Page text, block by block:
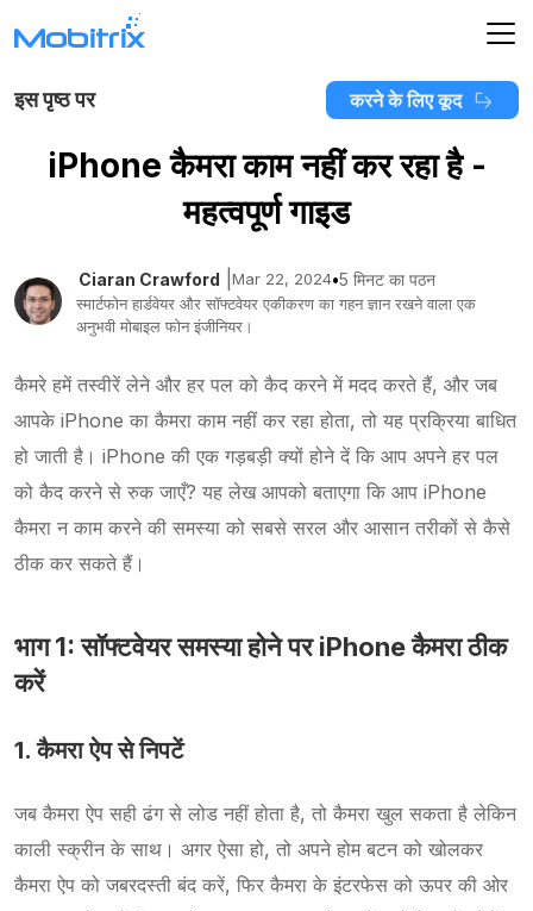
इस पृष्ठ पर करने के लिए कूद
iPhone कैमरा काम नहीं कर रहा है -
महत्वपूर्ण गाइड
Ciaran Crawford Mar 22, 2024•5 मिनट का पठन
स्मार्टफोन हार्डवेयर और सॉफ्टवेयर एकीकरण का गहन ज्ञान रखने वाला एक
अनुभवी मोबाइल फोन इंजीनियर।
कैमरे हमें तस्वीरें लेने और हर पल को कैद करने में मदद करते हैं, और जब
आपके iPhone का कैमरा काम नहीं कर रहा होता, तो यह प्रक्रिया बाधित
हो जाती है। iPhone की एक गड़बड़ी क्यों होने दें कि आप अपने हर पल
को कैद करने से रुक जाएँ? यह लेख आपको बताएगा कि आप iPhone
कैमरा न काम करने की समस्या को सबसे सरल और आसान तरीकों से कैसे
ठीक कर सकते हैं।
भाग 1: सॉफ्टवेयर समस्या होने पर iPhone कैमरा ठीक
करें
1. कैमरा ऐप से निपटें
जब कैमरा ऐप सही ढंग से लोड नहीं होता है, तो कैमरा खुल सकता है लेकिन
काली स्क्रीन के साथ। अगर ऐसा हो, तो अपने होम बटन को खोलकर
कैमरा ऐप को जबरदस्ती बंद करें, फिर कैमरा के इंटरफेस को ऊपर की ओर